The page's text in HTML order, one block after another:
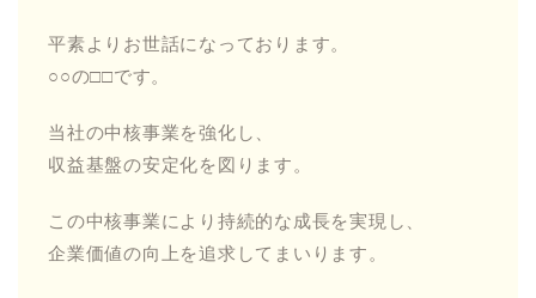
平素よりお世話になっております。
○○の□□です。
当社の中核事業を強化し、
収益基盤の安定化を図ります。
この中核事業により持続的な成長を実現し、
企業価値の向上を追求してまいります。